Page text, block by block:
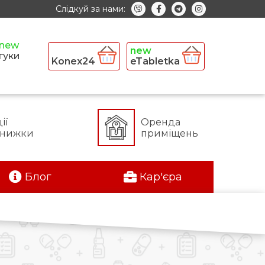
Слідкуй за нами:
Konex24 eTabletka
Оренда
приміщень
Блог Кар'єра